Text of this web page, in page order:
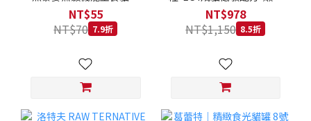
FC-4061 體重管理 羊肉蘆
筍 80G
NT$55
NT$70 7.9折
野鹿 1.5kg｜杜莎 天然無
榖貓糧系列 貓糧
NT$978
NT$1,150 8.5折